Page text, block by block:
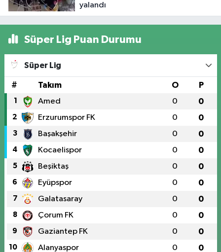
yalandı
Süper Lig Puan Durumu
Süper Lig
# Takım O P
1 Amed 0 0
2 Erzurumspor FK 0 0
3 Başakşehir 0 0
4 Kocaelispor 0 0
5 Beşiktaş 0 0
6 Eyüpspor 0 0
7 Galatasaray 0 0
8 Çorum FK 0 0
9 Gaziantep FK 0 0
10 Alanyaspor 0 0